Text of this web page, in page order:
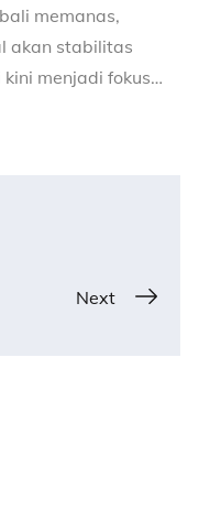
memanas,
akan stabilitas
menjadi fokus…
Next